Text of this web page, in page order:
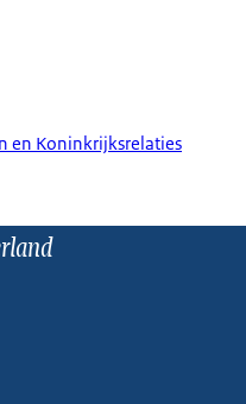
en Koninkrijksrelaties